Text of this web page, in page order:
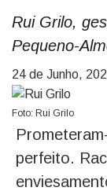
Rui Grilo,
Pequeno-
24 de Junho,
Foto: Rui Grilo
perfeito.